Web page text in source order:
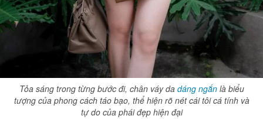
Tỏa sáng trong từng bước đi, chân váy da dáng ngắn là biểu
tượng của phong cách táo bạo, thể hiện rõ nét cái tôi cá tính và
tự do của phái đẹp hiện đại